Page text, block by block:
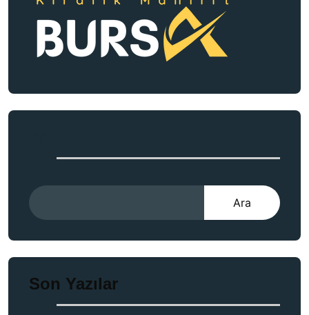
Ara
Son Yazılar